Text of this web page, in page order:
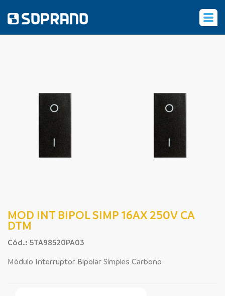
MOD INT BIPOL SIMP 16AX 250V CA
DTM
Cód.: 5TA98520PA03
Módulo Interruptor Bipolar Simples Carbono